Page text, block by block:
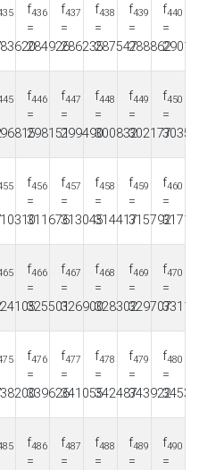
f436
=
284926
f437
=
286235
f438
=
287547
f439
=
288862
f440
=
f446
=
298151
f447
=
299490
f448
=
300832
f449
=
302177
f450
=
f456
=
311676
f457
=
313045
f458
=
314417
f459
=
315792
f460
=
f466
=
325501
f467
=
326900
f468
=
328302
f469
=
329707
f470
=
f476
=
339626
f477
=
341055
f478
=
342487
f479
=
343922
f480
=
f486
=
f487
=
f488
=
f489
=
f490
=